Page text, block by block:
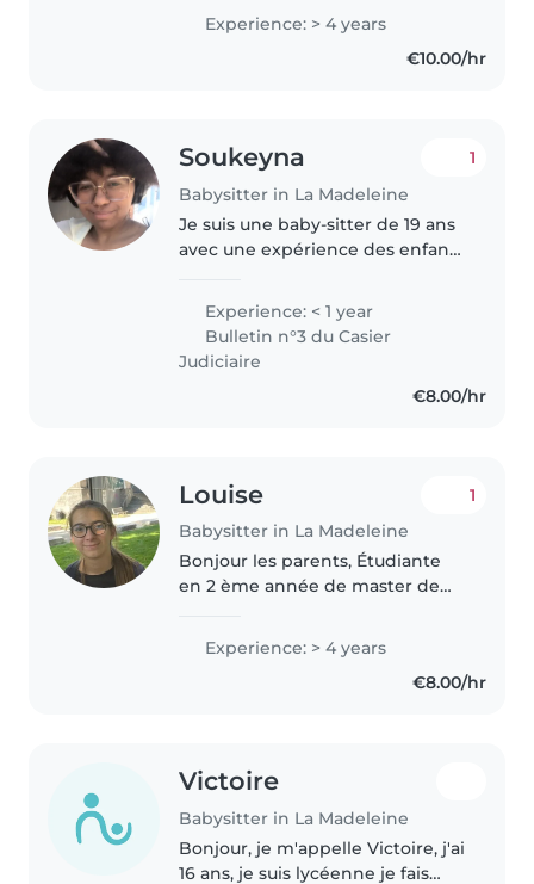
garde d'enfants, des bébés aux
adolescents. Je parle
Experience: > 4 years
€10.00/hr
Soukeyna
Babysitter in La Madeleine
1
Je suis une baby-sitter de 19 ans
avec une expérience des enfants
avec des enfants en bas âge
(maternelle) en qu'animatrice..
Experience: < 1 year
Bulletin n°3 du Casier
Judiciaire
€8.00/hr
Louise
Babysitter in La Madeleine
1
Bonjour les parents, Étudiante
en 2 ème année de master de
l'université, j'ai une grande
expérience dans la garde
d'enfants. Je suis à l'aise avec les..
Experience: > 4 years
€8.00/hr
Victoire
Babysitter in La Madeleine
Bonjour, je m'appelle Victoire, j'ai
16 ans, je suis lycéenne je fais